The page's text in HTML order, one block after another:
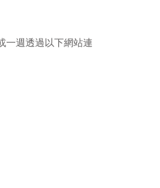
一週透過以下網站連